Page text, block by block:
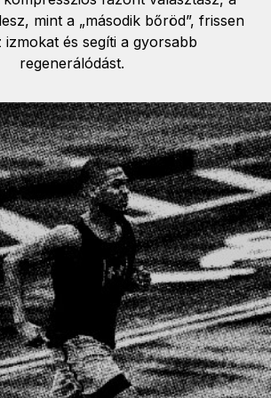
mint a „második bőröd”, frissen
izmokat és segíti a gyorsabb
regenerálódást.